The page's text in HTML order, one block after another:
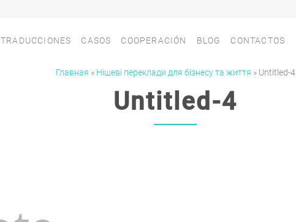
TRADUCCIONES
СASOS COOPERACIÓN BLOG CONTACTOS
Главная » Нішеві переклади для бізнесу та життя » Untitled-4
Untitled-4